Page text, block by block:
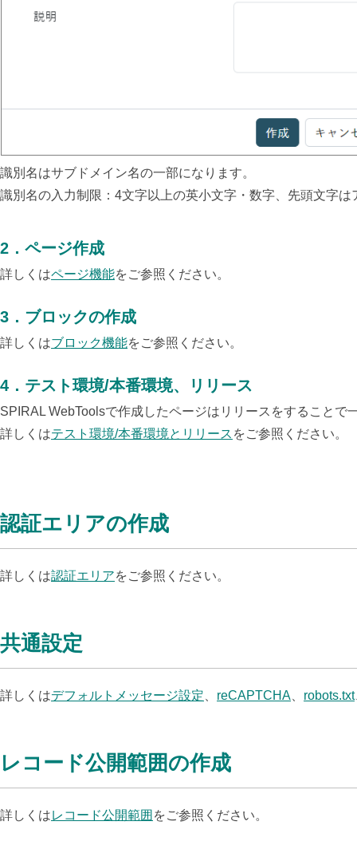
識別名はサブドメイン名の一部になります。
識別名の入力制限：4文字以上の英小文字・数字、先頭文字
2．ページ作成
詳しくはページ機能をご参照ください。
3．ブロックの作成
詳しくはブロック機能をご参照ください。
4．テスト環境/本番環境、リリース
SPIRAL WebToolsで作成したページはリリースをすることで
詳しくはテスト環境/本番環境とリリース をご参照ください。
認証エリアの作成
詳しくは認証エリアをご参照ください。
共通設定
詳しくはデフォルトメッセージ設定 reCAPTCHA robots.txt
レコード公開範囲の作成
詳しくはレコード公開範囲 をご参照ください。